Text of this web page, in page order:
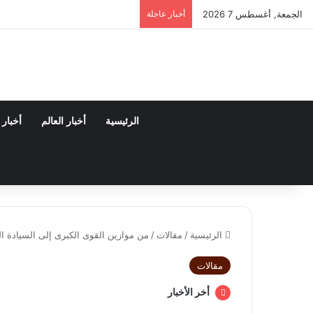
الجمعة, أغسطس 7 2026 أخبار عاجلة
الرئيسية أخبار العالم
الرئيسية / مقالات / من موازين القوى الكبرى إلى
مقالات
أخر الأخبار